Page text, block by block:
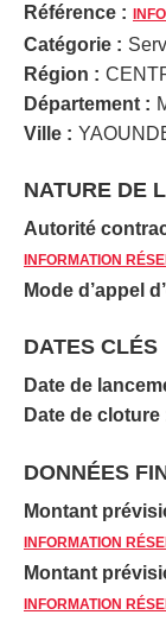
Référence :
Catégorie :
Région :
Département :
Ville :
NATURE DE
Autorité
INFORMATION
Mode d’appel
DATES CLÉS
Date de
Date de cloture
DONNÉES
Montant
INFORMATION
Montant
INFORMATION